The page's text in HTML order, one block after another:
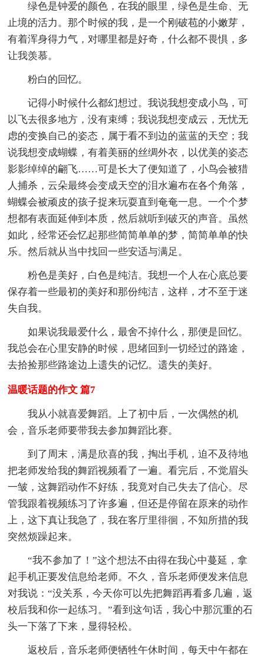
绿色是钟爱的颜色，在我的眼里，绿色是生命、无
止境的活力。那个时候的我，是一个刚破苞的小嫩芽，
有着浑身得力气，对哪里都是好奇，什么都不畏惧，多
让我羡慕。
粉白的回忆。
记得小时候什么都幻想过。我说我想变成小鸟，可
以飞去很多地方，没有束缚；我说我想变成云，无忧无
虑的变换自己的姿态，属于看不到边的蓝蓝的天空；我
说我想变成蝴蝶，有着美丽的丝绸外衣，以优美的姿态
影影绰绰的翩飞……可是长大了便知道了，小鸟会被猎
人捕杀，云朵最终会变成天空的泪水遍布在各个角落，
蝴蝶会被顽皮的孩子捉来玩耍直到奄奄一息。一个个梦
想都有表面延伸到本质，然后就听到破灭的声音。虽然
如此，经常还会忆起那些简简单单的梦，简简单单的快
乐。然后就从当中找回一些安适与满足。
粉色是美好，白色是纯洁。我想一个人在心底总要
保存着一些最初的美好和那份纯洁，这样，才不至于迷
失自我。
如果说我最爱什么，最舍不掉什么，那便是回忆。
我总会在心里安静的时候，思绪回到一切经过的路途，
去拾捡那些路途边上遗失的记忆。遗失的美好。
温暖话题的作文 篇7
我从小就喜爱舞蹈。上了初中后，一次偶然的机
会，音乐老师要带我去参加舞蹈比赛。
到了周末，满是欣喜的我，掏出手机，迫不及待地
把老师发给我的舞蹈视频看了一遍。看完后，不觉眉头
一皱，这舞蹈动作不好练，我竟对自己失去了信心。尽
管我跟着视频练习了许多遍，但还是停留在原来的动作
上，这下真让我急了，我在客厅里徘徊，不知所措的我
突然烦躁起来。
“我不参加了！”这个想法不由得在我心中蔓延，拿
起手机正要发信息给老师。不久，音乐老师便发来信息
对我说：“没关系，今天你可以先把舞蹈再看多几遍，返
校后我和你一起练习。”看到这句话，我心中那沉重的石
头一下落了下来，显得轻松。
返校后，音乐老师便牺牲午休时间，每天中午都在